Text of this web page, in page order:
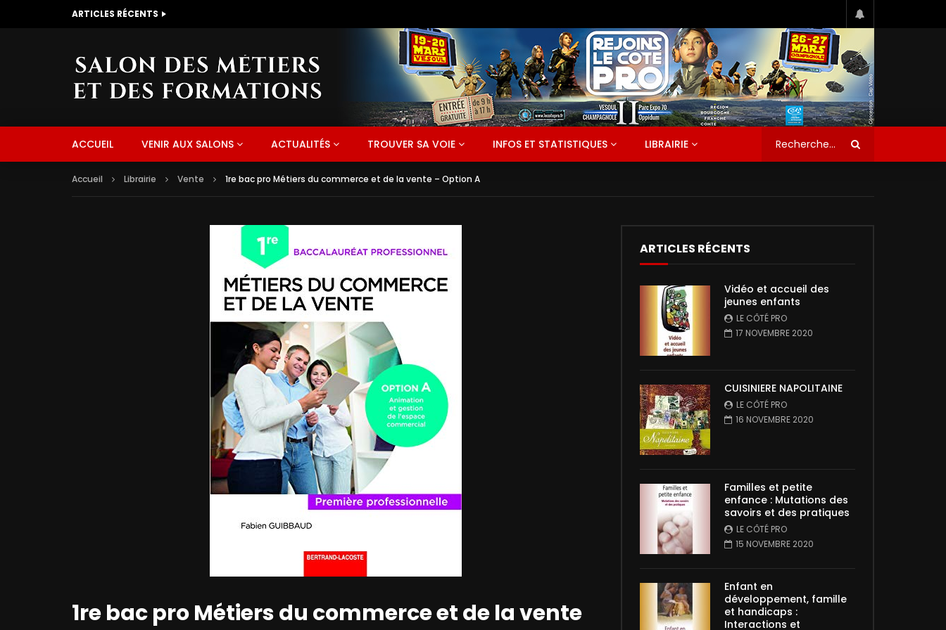
ARTICLES RÉCENTS
ACCUEIL VENIR AUX SALONS ACTUALITÉS TROUVER SA VOIE INFOS ET STATISTIQUES LIBRAIRIE
Accueil Librairie Vente 1re bac pro Métiers du commerce et de la vente – Option A
1re bac pro Métiers du commerce et de la vente
ARTICLES RÉCENTS
Vidéo et accueil des
jeunes enfants
LE CÔTÉ PRO
17 NOVEMBRE 2020
CUISINIERE NAPOLITAINE
LE CÔTÉ PRO
16 NOVEMBRE 2020
Familles et petite
enfance : Mutations des
savoirs et des pratiques
LE CÔTÉ PRO
15 NOVEMBRE 2020
Enfant en
développement, famille
et handicaps :
Interactions et